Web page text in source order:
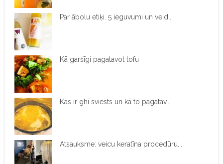
Par ābolu etiķi. 5 ieguvumi un veid...
Kā garšīgi pagatavot tofu
Kas ir ghī sviests un kā to pagatav...
Atsauksme: veicu keratīna procedūru...